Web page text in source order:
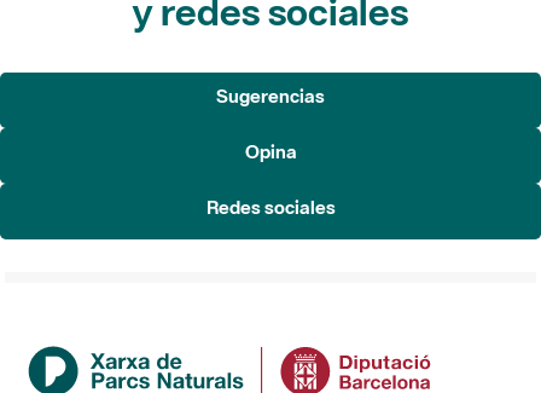
y redes sociales
Sugerencias
Opina
Redes sociales